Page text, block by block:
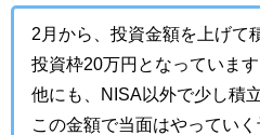
2月から、投資金額を上げて
投資枠20万円となっています
他にも、NISA以外で少し積
この金額で当面はやっていく